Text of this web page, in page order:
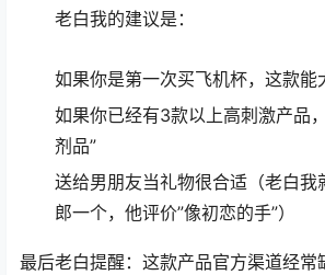
老白我的建议是：
如果你是第一次买飞机杯，这款能
如果你已经有3款以上高刺激产品
剂品”
送给男朋友当礼物很合适（老白我
郎一个，他评价”像初恋的手”）
最后老白提醒：这款产品官方渠道经常